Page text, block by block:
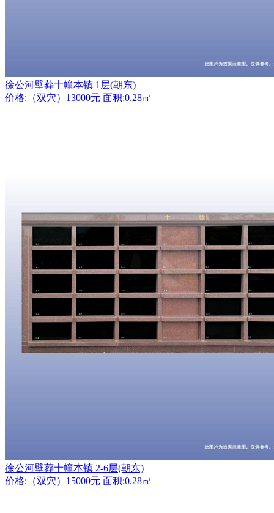
徐公河壁葬十幢本镇 1层(朝东)
价格:（双穴）13000元 面积:0.28㎡
徐公河壁葬十幢本镇 2-6层(朝东)
价格:（双穴）15000元 面积:0.28㎡